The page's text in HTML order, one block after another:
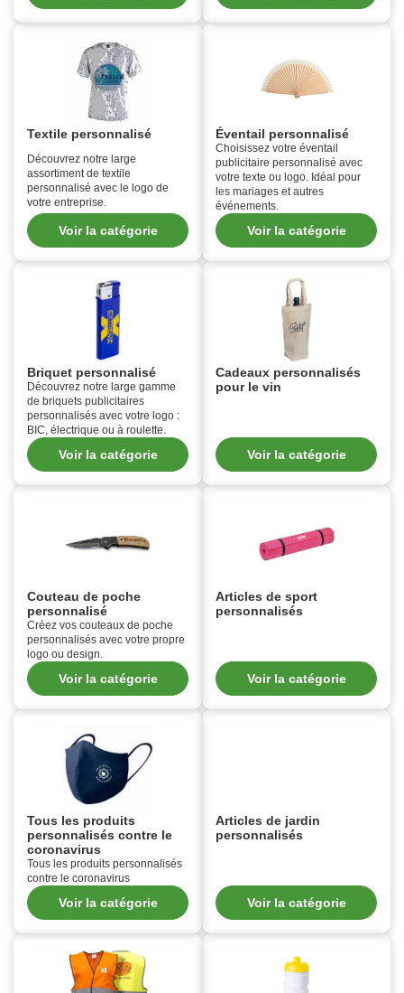
Textile personnalisé
Découvrez notre large
assortiment de textile
personnalisé avec le logo de
votre entreprise.
Voir la catégorie
Éventail personnalisé
Choisissez votre éventail
publicitaire personnalisé avec
votre texte ou logo. Idéal pour
les mariages et autres
événements.
Voir la catégorie
Briquet personnalisé
Découvrez notre large gamme
de briquets publicitaires
personnalisés avec votre logo :
BIC, électrique ou à roulette.
Voir la catégorie
Cadeaux personnalisés
pour le vin
Voir la catégorie
Couteau de poche
personnalisé
Créez vos couteaux de poche
personnalisés avec votre propre
logo ou design.
Voir la catégorie
Articles de sport
personnalisés
Voir la catégorie
Tous les produits
personnalisés contre le
coronavirus
Tous les produits personnalisés
contre le coronavirus
Voir la catégorie
Articles de jardin
personnalisés
Voir la catégorie